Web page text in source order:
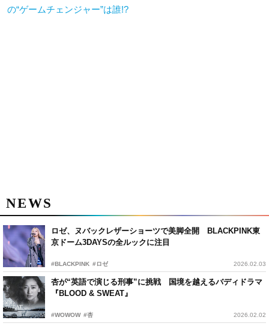
の“ゲームチェンジャー”は誰!?
NEWS
ロゼ、ヌバックレザーショーツで美脚全開 BLACKPINK東
京ドーム3DAYSの全ルックに注目
#BLACKPINK #ロゼ 2026.02.03
杏が“英語で演じる刑事”に挑戦 国境を越えるバディドラマ
『BLOOD & SWEAT』
#WOWOW #杏 2026.02.02